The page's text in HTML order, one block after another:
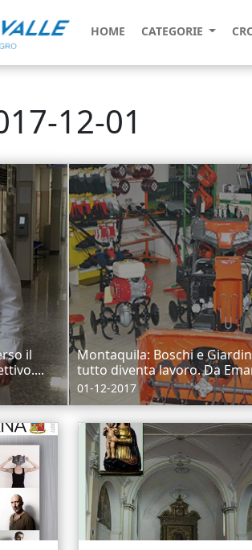
HOME CATEGORIE
12-01
il
Montaquila: Boschi e
tutto diventa lavoro. Da
01-12-2017